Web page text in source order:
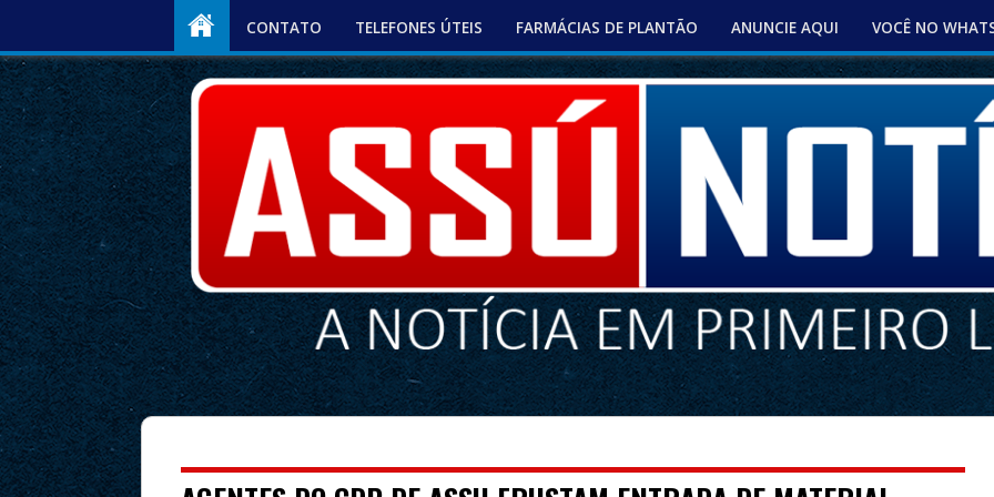
CONTATO TELEFONES ÚTEIS FARMÁCIAS DE PLANTÃO ANUNCIE AQUI VOCÊ NO